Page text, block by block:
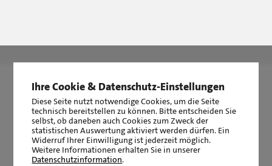
|2510Bewertungen auf ProvenExpert.com
Ihre Cookie & Datenschutz-Einstellungen
Diese Seite nutzt notwendige Cookies, um die Seite
technisch bereitstellen zu können. Bitte entscheiden Sie
selbst, ob daneben auch Cookies zum Zweck der
statistischen Auswertung aktiviert werden dürfen. Ein
Widerruf Ihrer Einwilligung ist jederzeit möglich.
Weitere Informationen erhalten Sie in unserer
Datenschutzinformation.